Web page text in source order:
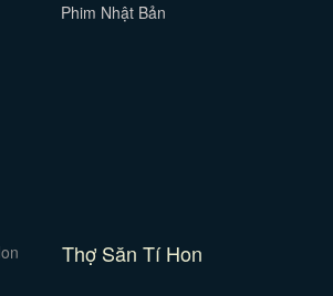
Phim Nhật Bản
Thợ Săn Tí Hon